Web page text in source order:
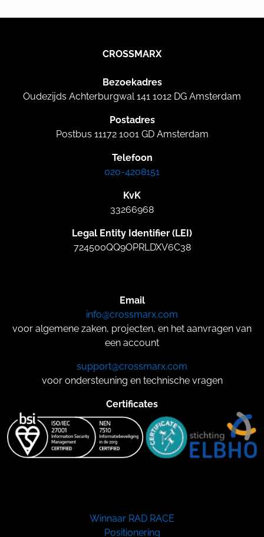
CROSSMARX
Bezoekadres
Oudezijds Achterburgwal 141 1012 DG Amsterdam
Postadres
Postbus 11172 1001 GD Amsterdam
Telefoon
020-4208151
KvK
33266968
Legal Entity Identifier (LEI)
724500QQ9OPRLDXV6C38
Email
info@crossmarx.com
voor algemene zaken, projecten, en het aanvragen van
een account
support@crossmarx.com
voor ondersteuning en technische vragen
Certificates
Winnaar RAD RACE
Positionering